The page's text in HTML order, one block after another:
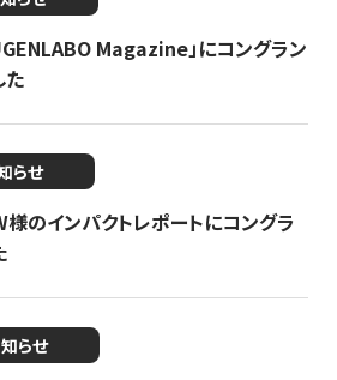
Magazine」にコングラン
た
らせ
のインパクトレポートにコングラ
らせ